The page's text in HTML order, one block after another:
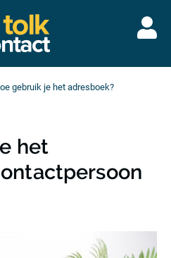
gebruik je het adresboek?
het